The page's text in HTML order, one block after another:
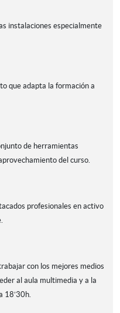
instalaciones especialmente
que adapta la formación a
de herramientas
del curso.
profesionales en activo
con los mejores medios
al aula multimedia y a la
18’30h.